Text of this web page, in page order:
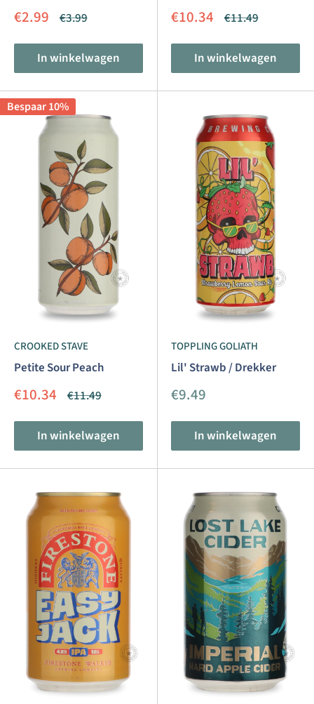
Aanbiedingsprijs
€2.99 Normale
€3.99
In winkelwagen
Aanbiedingsprijs
€10.34 Normale
€11.49
In winkelwagen
Bespaar 10%
CROOKED STAVE
Petite Sour Peach
Aanbiedingsprijs
€10.34 Normale
€11.49
In winkelwagen
TOPPLING GOLIATH
Lil' Strawb / Drekker
Aanbiedingsprijs
€9.49
In winkelwagen